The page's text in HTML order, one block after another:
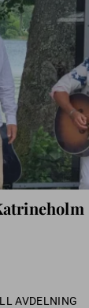
AVDELNING